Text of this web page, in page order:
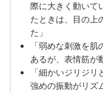
際に大きく動いて
たときは、目の上
た」
「弱めな刺激を
あるが、表情筋が
「細かいジリジ
強めの振動がリズ